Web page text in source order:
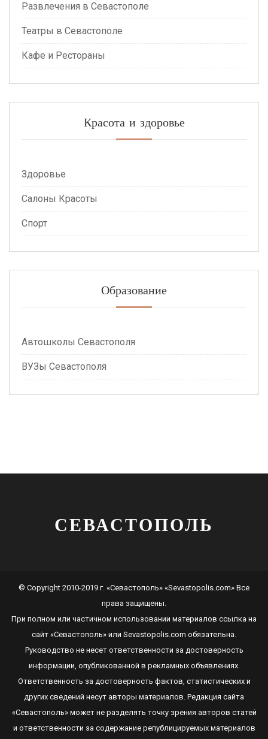
Развлечения в Севастополе
Театры в Севастополе
Кафе и Рестораны
Красота и здоровье
Здоровье
Салоны Красоты
Спорт
Образование
Автошколы Севастополя
ВУЗы Севастополя
СЕВАСТОПОЛЬ
© Copyright 2010-2019 г. «Севастополь» «Sevastopolis.com» Все
права защищены.
При полном или частичном использовании материалов ссылка на
сайт «Севастополь» или Sevastopolis.com обязательна.
Руководство не несет ответственности за достоверность
информации, опубликованной в рекламных объявлениях.
Ответственность за достоверность фактов, статистических и
других сведений несут авторы материалов. Редакция сайта
«Севастополь»может не разделять точку зрения авторов статей
и ответственности за содержание републицируемых материалов